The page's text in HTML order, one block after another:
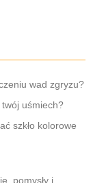
wad zgryzu?
uśmiech?
szkło kolorowe
pomysły i